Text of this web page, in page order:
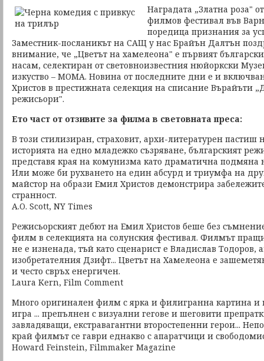
Наградата „Златна роза"
филмов фестивал във
поредица признания за
Заместник-посланикът на САЩ у нас Брайън Далтън
внимание, че „Цветът на хамелеона" е първият
насам, селектиран от световноизвестния нюйоркски
изкуство – MОMA. Новина от последните дни е и
Христов в престижната селекция на списание Върайъти
режисьори".
Ето част от отзивите за филма в световната преса:
В този стилизиран, страховит, архи-литературен
историята на едно младежко съзряване, българският
представя края на комунизма като драматична подмяна
Или може би рухването на един абсурд и триумфа на
майстор на образи Емил Христов демонстрира
странност.
A.O. Scott, NY Times
Режисьорският дебют на Емил Христов беше без
филм в селекцията на солунския фестивал. Филмът
не е изненада, тъй като сценарист е Владислав Тодоров,
изобретателния Дзифт... Цветът на Хамелеона е
и често свръх енергичен.
Laura Kern, Film Comment
Много оригинален филм с ярка и филигранна картина и
игра ... препълнен с визуални гегове и шеговити
завладяващи, екстравагантни второстепенни герои...
край филмът се гаври еднакво с апаратчици и
Howard Feinstein, Filmmaker Magazine